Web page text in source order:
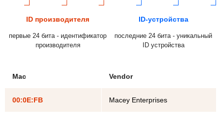
ID производителя
первые 24 бита - идентификатор
производителя
ID-устройства
последние 24 бита - уникальный
ID устройства
Mac Vendor
00:0E:FB Macey Enterprises